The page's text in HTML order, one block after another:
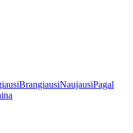
BrangiausiNaujausiPagal